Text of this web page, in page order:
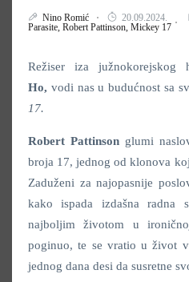
Nino Romić 20.09.2024.
Parasite, Robert Pattinson, Mickey 17
Režiser iza južnokorejskog
Ho, vodi nas u budućnost sa
17.
Robert Pattinson glumi
broja 17, jednog od klonova
Zaduženi za najopasnije
kako ispada izdašna radna
najboljim životom u
poginuo, te se vratio u život
jednog dana desi da susretne